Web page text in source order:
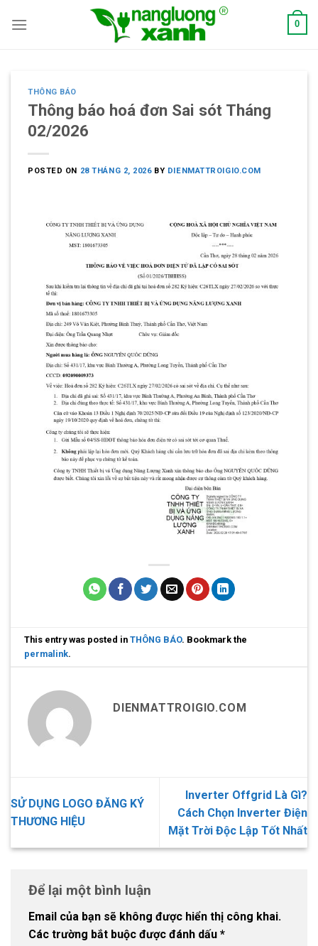
0
THÔNG BÁO
Thông báo hoá đơn Sai sót Tháng
02/2026
POSTED ON 28 THÁNG 2, 2026BY DIENMATTROIGIO.COM
This entry was posted inTHÔNG BÁO. Bookmark the
permalink.
DIENMATTROIGIO.COM
SỬ DỤNG LOGO ĐĂNG KÝ
THƯƠNG HIỆU
Inverter Offgrid Là Gì?
Cách Chọn Inverter Điện
Mặt Trời Độc Lập Tốt Nhất
Để lại một bình luận
Email của bạn sẽ không được hiển thị công khai.
Các trường bắt buộc được đánh dấu *